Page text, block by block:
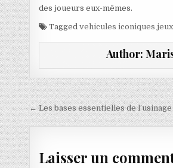
des joueurs eux-mêmes.
Taggedvehicules iconiques
Author:
Navigation de
← Les bases essentielles de
Laisser un